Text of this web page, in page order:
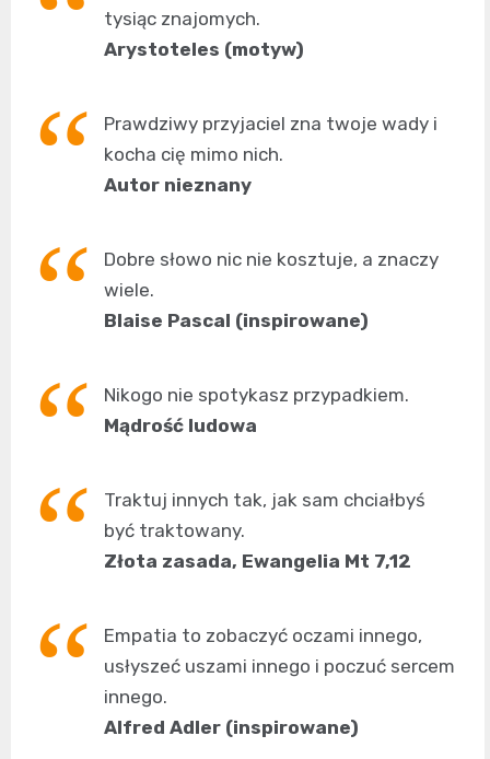
tysiąc znajomych.
Arystoteles (motyw)
Prawdziwy przyjaciel zna twoje wady i
kocha cię mimo nich.
Autor nieznany
Dobre słowo nic nie kosztuje, a znaczy
wiele.
Blaise Pascal (inspirowane)
Nikogo nie spotykasz przypadkiem.
Mądrość ludowa
Traktuj innych tak, jak sam chciałbyś
być traktowany.
Złota zasada, Ewangelia Mt 7,12
Empatia to zobaczyć oczami innego,
usłyszeć uszami innego i poczuć sercem
innego.
Alfred Adler (inspirowane)